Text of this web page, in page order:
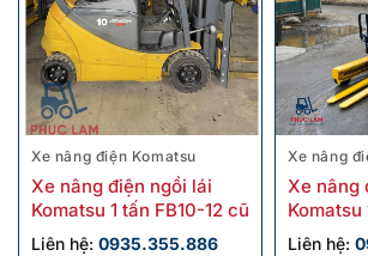
Xe nâng điện Komatsu
Xe nâng điện ngồi lái
Komatsu 1 tấn FB10-12 cũ
Liên hệ: 0935.355.886
Xe nâng
Xe nâng
Komatsu
15 cũ
Liên hệ: